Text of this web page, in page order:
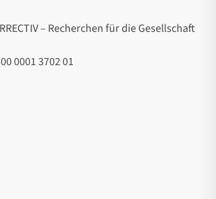
– Recherchen für die Gesellschaft
0001 3702 01